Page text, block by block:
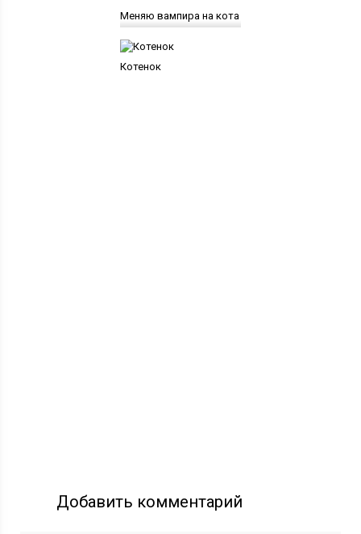
Меняю вампира на кота
Котенок
Добавить комментарий